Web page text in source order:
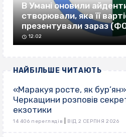
В Умані оновили
створювали, яка її
презентували зараз
12:02
НАЙБІЛЬШЕ ЧИТАЮТЬ
«Маракуя росте, як
Черкащини розповів
екзотики
14 406 переглядів ВІД 2 СЕРПНЯ 2026